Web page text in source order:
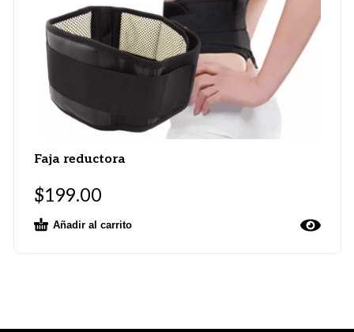
Faja reductora
$199.00
Añadir al carrito